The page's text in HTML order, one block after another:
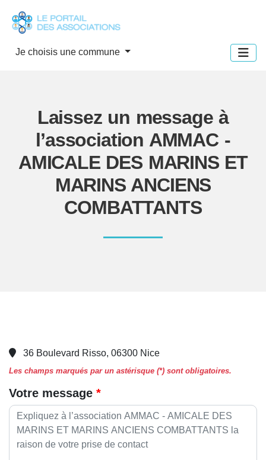
Je choisis une commune
Laissez un message à
l’association AMMAC -
AMICALE DES MARINS ET
MARINS ANCIENS
COMBATTANTS
36 Boulevard Risso, 06300 Nice
Les champs marqués par un astérisque (*) sont obligatoires.
Votre message